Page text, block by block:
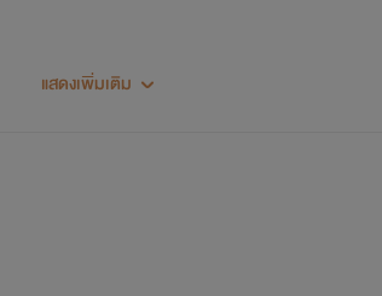
แสดงเพิ่มเติม